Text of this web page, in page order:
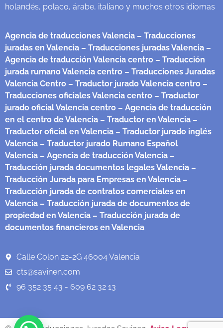
holandés, polaco, árabe, italiano y muchos otros idiomas
Agencia de traducciones Valencia – Traducciones
juradas en Valencia – Traducciones juradas Valencia –
Agencia de traducción Valencia centro – Traducción
jurada rumano Valencia centro – Traducciones Juradas
Valencia Centro – Traductor jurado Valencia centro –
Traducciones oficiales Valencia centro – Traductor
jurado oficial Valencia centro – Agencia de traducción
en el centro de Valencia – Traductor en Valencia –
Traductor oficial en Valencia – Traductor jurado inglés
Valencia – Traductor jurado Rumano Español
Valencia – Agencia de traducción Valencia –
Traducción jurada documentos legales Valencia –
Traducción Jurada para Empresas en Valencia –
Traducción jurada de contratos comerciales en
Valencia – Traducción jurada de documentos de
propiedad en Valencia – Traducción jurada de
documentos financieros en Valencia
Calle Colon 22-2G 46004 Valencia
cts@savinen.com
96 352 35 43 - 609 62 32 13